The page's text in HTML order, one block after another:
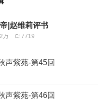
|赵维莉评书
万 7719
声紫苑-第45回
声紫苑-第46回